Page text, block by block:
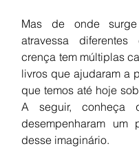
Mas de onde
atravessa diferentes
crença tem múltiplas
livros que ajudaram a
que temos até hoje
A seguir, conheça
desempenharam
desse imaginário.